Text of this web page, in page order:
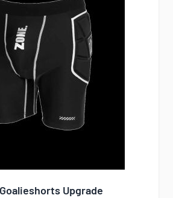
Upgrade